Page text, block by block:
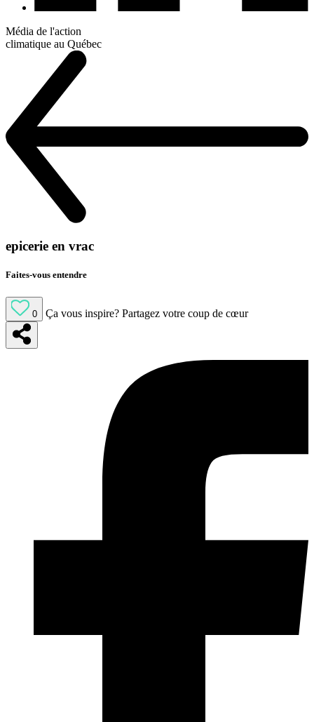
Média de l'action
climatique au Québec
epicerie en vrac
Faites-vous entendre
0 Ça vous inspire? Partagez votre coup de cœur